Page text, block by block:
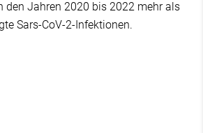
den Jahren 2020 bis 2022 mehr als
Sars-CoV-2-Infektionen.